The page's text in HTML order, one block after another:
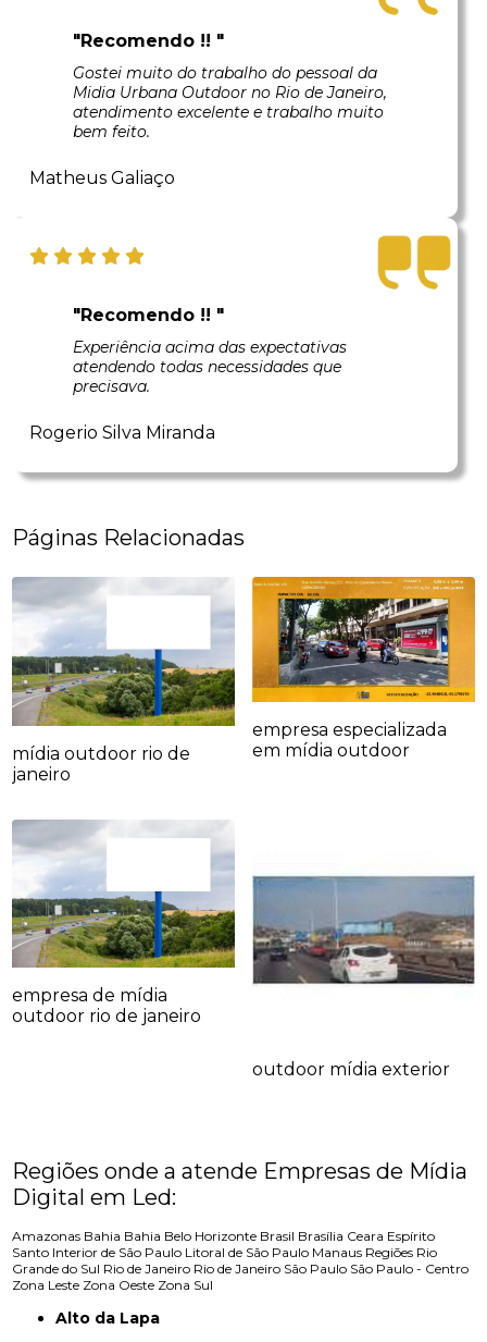
"Recomendo !! "
Gostei muito do trabalho do pessoal da
Midia Urbana Outdoor no Rio de Janeiro,
atendimento excelente e trabalho muito
bem feito.
Matheus Galiaço
"Recomendo !! "
Experiência acima das expectativas
atendendo todas necessidades que
precisava.
Rogerio Silva Miranda
Páginas Relacionadas
mídia outdoor rio de
janeiro
empresa especializada
em mídia outdoor
empresa de mídia
outdoor rio de janeiro
outdoor mídia exterior
Regiões onde a atende Empresas de Mídia
Digital em Led:
Amazonas Bahia Bahia Belo Horizonte Brasil Brasília Ceara Espírito
Santo Interior de São Paulo Litoral de São Paulo Manaus Regiões Rio
Grande do Sul Rio de Janeiro Rio de Janeiro São Paulo São Paulo - Centro
Zona Leste Zona Oeste Zona Sul
Alto da Lapa